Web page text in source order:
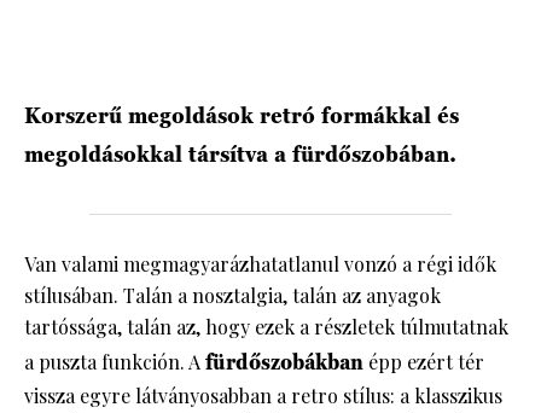
Korszerű megoldások retró formákkal és
megoldásokkal társítva a fürdőszobában.
Van valami megmagyarázhatatlanul vonzó a régi idők
stílusában. Talán a nosztalgia, talán az anyagok
tartóssága, talán az, hogy ezek a részletek túlmutatnak
a puszta funkción. Afürdőszobákban épp ezért tér
vissza egyre látványosabban a retro stílus: a klasszikus